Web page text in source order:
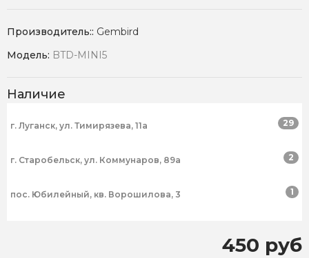
Производитель:: Gembird
Модель: BTD-MINI5
Наличие
г. Луганск, ул. Тимирязева, 11а 29
г. Старобельск, ул. Коммунаров, 89а 2
пос. Юбилейный, кв. Ворошилова, 3 1
450 руб